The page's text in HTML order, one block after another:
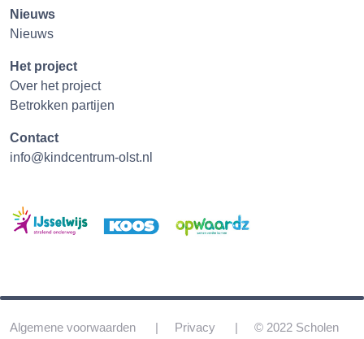
Nieuws
Nieuws
Het project
Over het project
Betrokken partijen
Contact
info@kindcentrum-olst.nl
Algemene voorwaarden Privacy © 2022 Scholen